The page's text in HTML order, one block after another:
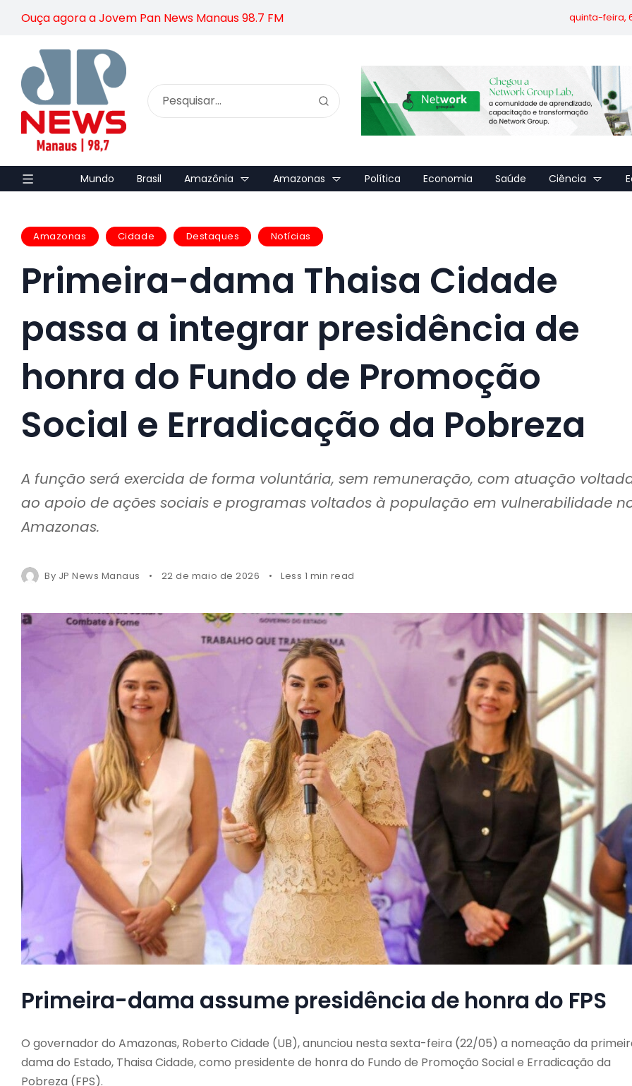
Ouça agora a Jovem Pan News Manaus 98.7 FM quinta-feira,
Mundo Brasil Amazônia Amazonas Política Economia Saúde Ciência
Amazonas Cidade Destaques Notícias
Primeira-dama Thaisa Cidade
passa a integrar presidência de
honra do Fundo de Promoção
Social e Erradicação da Pobreza
A função será exercida de forma voluntária, sem remuneração, com atuação
ao apoio de ações sociais e programas voltados à população em vulnerabilidade
Amazonas.
By JP News Manaus 22 de maio de 2026 Less 1 min read
Primeira-dama assume presidência de honra do FPS
O governador do Amazonas, Roberto Cidade (UB), anunciou nesta sexta-feira (22/05) a nomeação da
dama do Estado, Thaisa Cidade, como presidente de honra do Fundo de Promoção Social e Erradicação da
Pobreza (FPS).